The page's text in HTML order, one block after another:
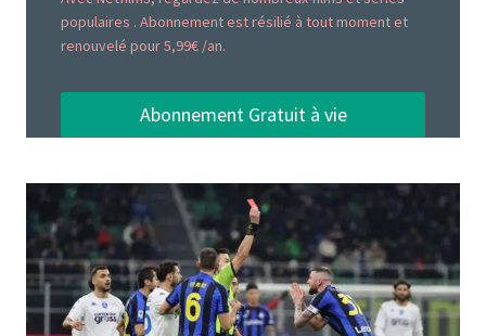
populaires . Abonnement est résilié à tout moment et
renouvelé pour 5,99€ /an.
Abonnement Gratuit à vie